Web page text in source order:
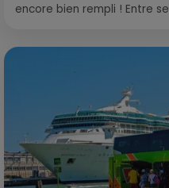
encore bien rempli ! Entre